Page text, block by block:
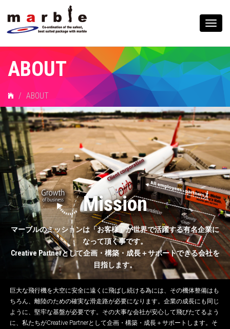
ABOUT
ABOUT
Mission
マーブルのミッションは「お客様」が世界で活躍する有名企業に
なって頂く事です。
Creative Partnerとして企画・構築・成長＋サポートできる会社を
目指します。
巨大な飛行機を大空に安全に遠くに飛ばし続ける為には、その機体整備はも
ちろん、離陸のための確実な滑走路が必要になります。企業の成長にも同じ
ように、堅牢な基盤が必要です。その大事な会社が安心して飛びたてるよう
に、私たちがCreative Partnerとして企画・構築・成長＋サポートします。そ